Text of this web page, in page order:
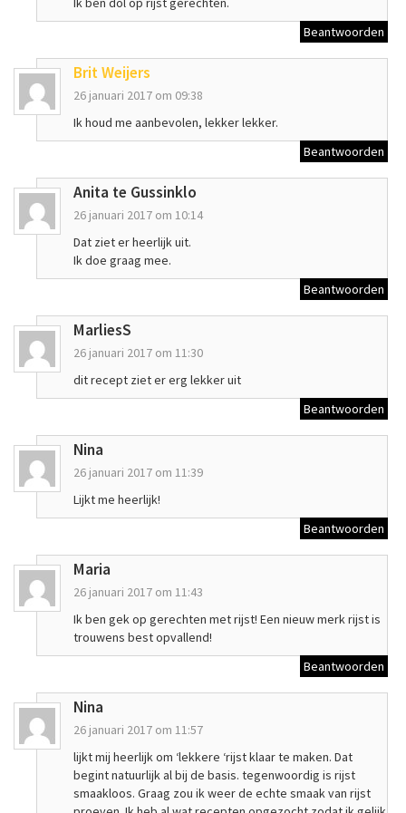
Beantwoorden
Brit Weijers
26 januari 2017 om 09:38
Ik houd me aanbevolen, lekker lekker.
Beantwoorden
Anita te Gussinklo
26 januari 2017 om 10:14
Dat ziet er heerlijk uit.
Ik doe graag mee.
Beantwoorden
MarliesS
26 januari 2017 om 11:30
dit recept ziet er erg lekker uit
Beantwoorden
Nina
26 januari 2017 om 11:39
Lijkt me heerlijk!
Beantwoorden
Maria
26 januari 2017 om 11:43
Ik ben gek op gerechten met rijst! Een nieuw merk rijst is
trouwens best opvallend!
Beantwoorden
Nina
26 januari 2017 om 11:57
lijkt mij heerlijk om ‘lekkere ‘rijst klaar te maken. Dat
begint natuurlijk al bij de basis. tegenwoordig is rijst
smaakloos. Graag zou ik weer de echte smaak van rijst